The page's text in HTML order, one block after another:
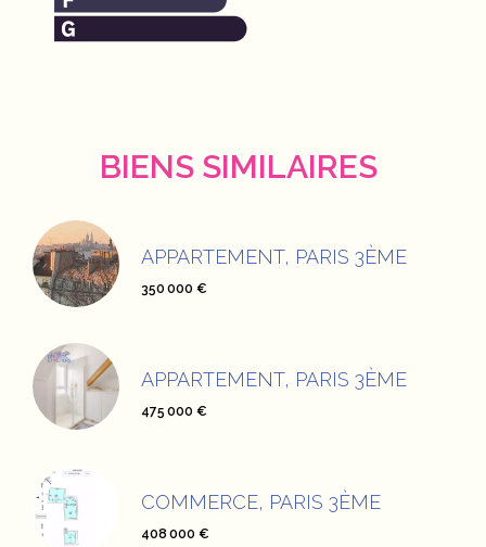
BIENS SIMILAIRES
APPARTEMENT, PARIS 3ÈME
350 000 €
APPARTEMENT, PARIS 3ÈME
475 000 €
COMMERCE, PARIS 3ÈME
408 000 €